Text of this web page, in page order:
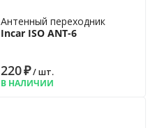
Антенный переходник
Incar ISO ANT-6
220₽/ шт.
В НАЛИЧИИ